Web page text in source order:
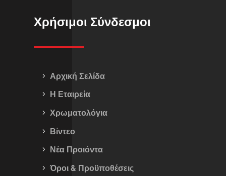
Χρήσιμοι Σύνδεσμοι
Αρχική Σελίδα
Η Εταιρεία
Χρωματολόγια
Βίντεο
Νέα Προιόντα
Όροι & Προϋποθέσεις